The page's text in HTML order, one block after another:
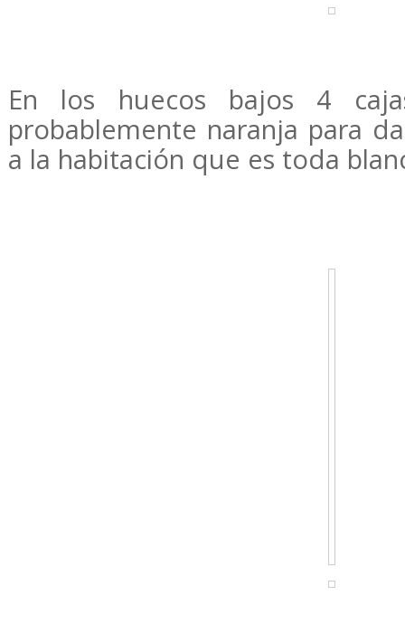
En los huecos bajos 4
probablemente naranja para
a la habitación que es toda